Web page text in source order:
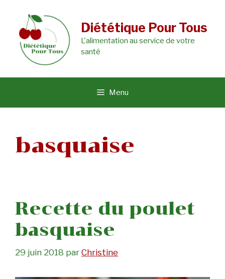
contenu
Diététique Pour Tous
L'alimentation au service de votre
santé
Menu
basquaise
Recette du poulet
basquaise
29 juin 2018 par Christine